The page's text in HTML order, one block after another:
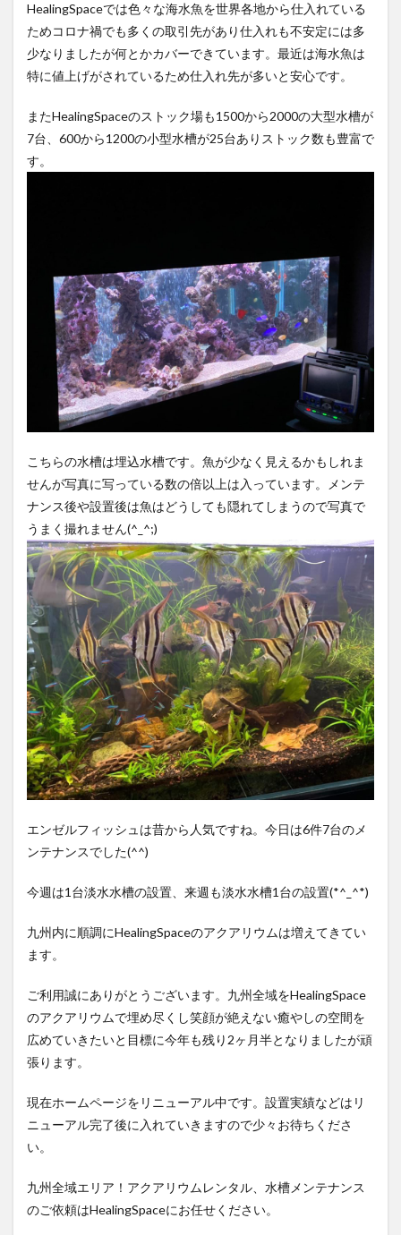
HealingSpaceでは色々な海水魚を世界各地から仕入れている
ためコロナ禍でも多くの取引先があり仕入れも不安定には多
少なりましたが何とかカバーできています。最近は海水魚は
特に値上げがされているため仕入れ先が多いと安心です。
またHealingSpaceのストック場も1500から2000の大型水槽が
7台、600から1200の小型水槽が25台ありストック数も豊富で
す。
こちらの水槽は埋込水槽です。魚が少なく見えるかもしれま
せんが写真に写っている数の倍以上は入っています。メンテ
ナンス後や設置後は魚はどうしても隠れてしまうので写真で
うまく撮れません(^_^;)
エンゼルフィッシュは昔から人気ですね。今日は6件7台のメ
ンテナンスでした(^^)
今週は1台淡水水槽の設置、来週も淡水水槽1台の設置(*^_^*)
九州内に順調にHealingSpaceのアクアリウムは増えてきてい
ます。
ご利用誠にありがとうございます。九州全域をHealingSpace
のアクアリウムで埋め尽くし笑顔が絶えない癒やしの空間を
広めていきたいと目標に今年も残り2ヶ月半となりましたが頑
張ります。
現在ホームページをリニューアル中です。設置実績などはリ
ニューアル完了後に入れていきますので少々お待ちくださ
い。
九州全域エリア！アクアリウムレンタル、水槽メンテナンス
のご依頼はHealingSpaceにお任せください。